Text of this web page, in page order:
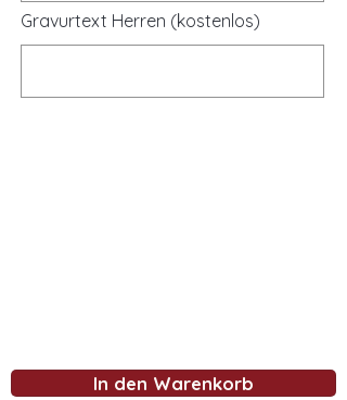
Gravurtext Herren (kostenlos)
In den Warenkorb